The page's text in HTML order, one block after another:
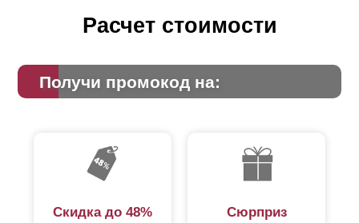
Расчет стоимости
Получи промокод на:
Скидка до 48% Сюрприз